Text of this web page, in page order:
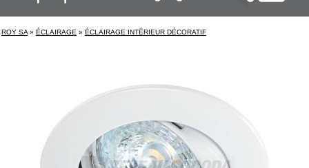
ROY SA » ÉCLAIRAGE » ÉCLAIRAGE INTÉRIEUR DÉCORATIF